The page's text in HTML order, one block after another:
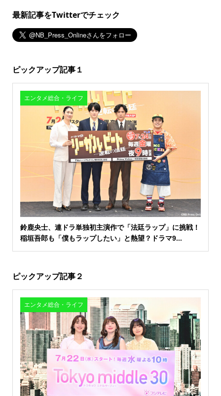
最新記事をTwitterでチェック
ピックアップ記事１
エンタメ総合・ライフ
鈴鹿央士、連ドラ単独初主演作で「法廷ラップ」に挑戦！
稲垣吾郎も「僕もラップしたい」と熱望？ドラマ9...
ピックアップ記事２
エンタメ総合・ライフ